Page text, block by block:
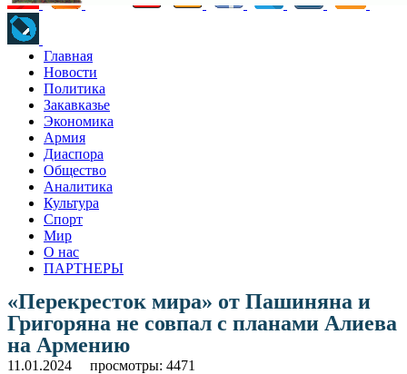
Главная
Новости
Политика
Закавказье
Экономика
Армия
Диаспора
Общество
Аналитика
Культура
Спорт
Мир
О нас
ПАРТНЕРЫ
«Перекресток мира» от Пашиняна и
Григоряна не совпал с планами Алиева
на Армению
11.01.2024 просмотры: 4471